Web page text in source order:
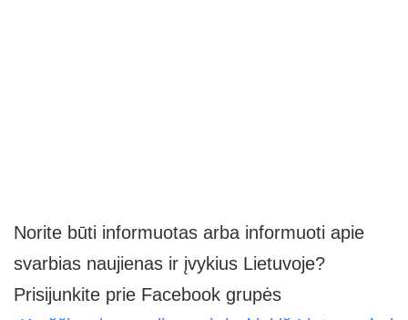
Norite būti informuotas arba informuoti apie
svarbias naujienas ir įvykius Lietuvoje?
Prisijunkite prie Facebook grupės